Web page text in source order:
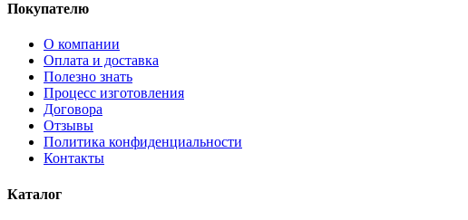
Покупателю
О компании
Оплата и доставка
Полезно знать
Процесс изготовления
Договора
Отзывы
Политика конфиденциальности
Контакты
Каталог